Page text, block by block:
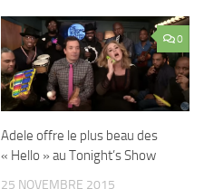
0
Adele offre le plus beau des
« Hello » au Tonight’s Show
25 NOVEMBRE 2015